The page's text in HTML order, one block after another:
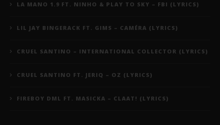
LA MANO 1.9 FT. NINHO & PLAY TO SKY – FBI (LYRICS)
LIL JAY BINGERACK FT. GIMS – CAMÉRA (LYRICS)
CRUEL SANTINO – INTERNATIONAL COLLECTOR (LYRICS)
CRUEL SANTINO FT. JERIQ – OZ (LYRICS)
FIREBOY DML FT. MASICKA – CLAAT! (LYRICS)